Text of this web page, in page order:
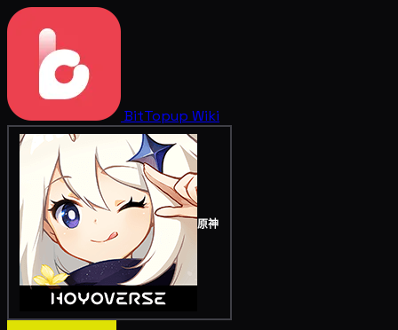
BitTopup Wiki
原神